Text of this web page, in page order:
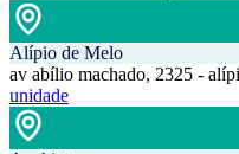
Alípio de Melo
av abílio machado, 2325 -
unidade